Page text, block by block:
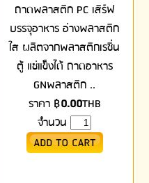
ถาดพลาสติก PC เสิร์ฟ
บรรจุอาหาร อ่างพลาสติก
ใส ผลิตจากพลาสติกเรซิ่น
ตู้ แช่แข็งได้ ถาดอาหาร
GNพลาสติก ..
ราคา ฿0.00THB
จำนวน